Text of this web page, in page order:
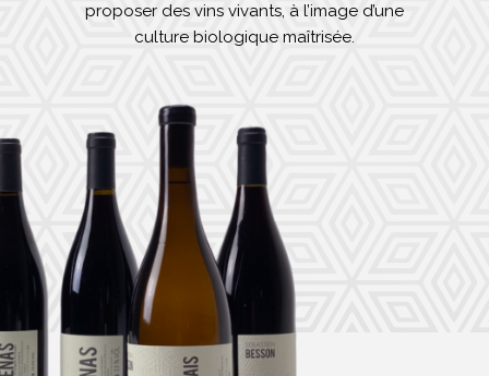
proposer des vins vivants, à l’image d’une
culture biologique maîtrisée.